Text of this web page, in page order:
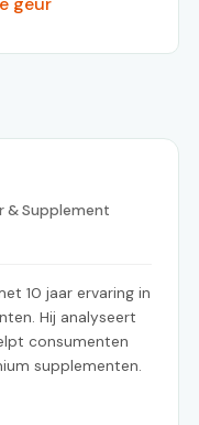
& Supplement
10 jaar ervaring in
Hij analyseert
consumenten
supplementen.